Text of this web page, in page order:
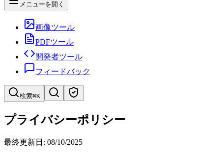
メニューを開く
画像ツール
PDFツール
開発者ツール
フィードバック
検索⌘K
ツールを検索
ツールを素早く検索
プライバシーポリシー
最終更新日: 08/10/2025